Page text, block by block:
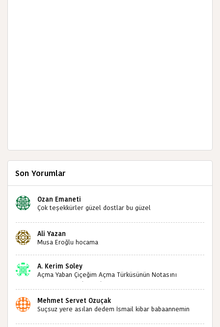
Son Yorumlar
Ozan Emaneti
Çok teşekkürler güzel dostlar bu güzel
sizlerin sayesinde türkülerimiz ölmeyecektir tekrar
teşekkürler saygılarımla
Ali Yazan
Musa Eroğlu hocama
A. Kerim Soley
Açma Yaban Çiçeğim Açma Türküsünün Notasını
Bulabilir miyiz ?İlginiz İçin Şimdiden Teşekkürler.
Mehmet Servet Özuçak
Suçsuz yere asılan dedem İsmail kibar babaannemin